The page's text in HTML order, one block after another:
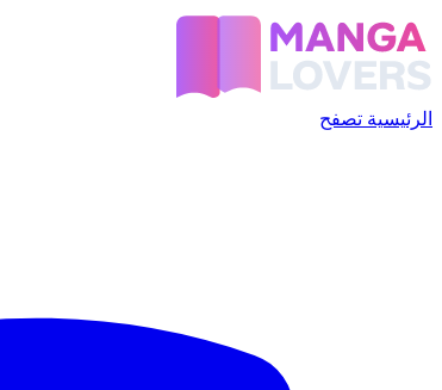
الرئيسية تصفح